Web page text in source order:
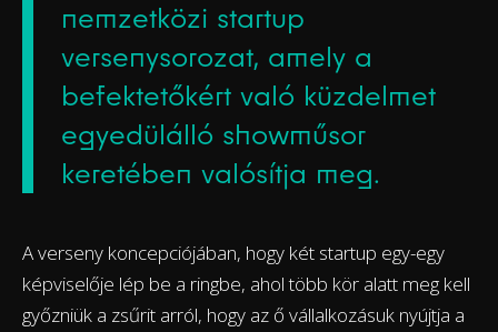
nemzetközi startup
versenysorozat, amely a
befektetőkért való küzdelmet
egyedülálló showműsor
keretében valósítja meg.
A verseny koncepciójában, hogy két startup egy-egy
képviselője lép be a ringbe, ahol több kör alatt meg kell
győzniük a zsűrit arról, hogy az ő vállalkozásuk nyújtja a